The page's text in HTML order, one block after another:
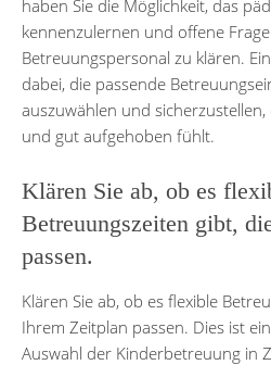
haben Sie die Möglichkeit, das
kennenzulernen und offene
Betreuungspersonal zu klären.
dabei, die passende
auszuwählen und
und gut aufgehoben fühlt.
Klären Sie ab, ob es
Betreuungszeiten gibt,
passen.
Klären Sie ab, ob es flexible
Ihrem Zeitplan passen. Dies ist
Auswahl der Kinderbetreuung in